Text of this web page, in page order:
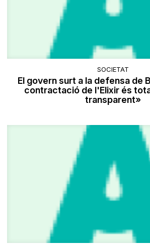
SOCIETAT
El govern surt a la defensa de
contractació de l'Elixir és
transparent»